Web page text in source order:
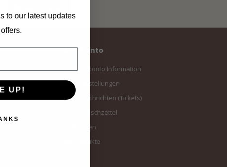
Mein Konto
Benutzerkonto Information
Meine Bestellungen
Meine Nachrichten (Tickets)
Mein Wunschzettel
Vergleichen
Alle Produkte
to our latest updates
UP!